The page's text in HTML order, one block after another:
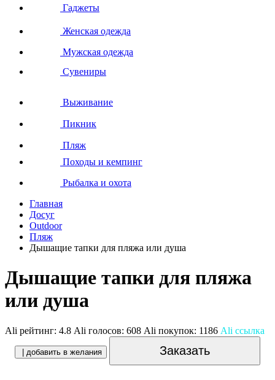
Гаджеты
Женская одежда
Мужская одежда
Сувениры
Выживание
Пикник
Пляж
Походы и кемпинг
Рыбалка и охота
Главная
Досуг
Outdoor
Пляж
Дышащие тапки для пляжа или душа
Дышащие тапки для пляжа
или душа
Ali рейтинг: 4.8 Ali голосов: 608 Ali покупок: 1186 Ali ссылка
| добавить в желания Заказать